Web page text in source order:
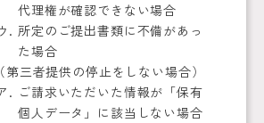
代理権が確認できない場合
所定のご提出書類に不備があっ
た場合
（第三者提供の停止をしない場合）
ご請求いただいた情報が「保有
個人データ」に該当しない場合